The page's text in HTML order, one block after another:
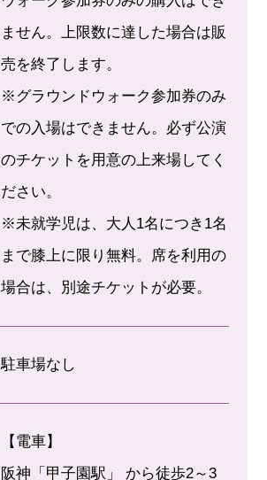
ません。上限数に達した場合は販
売を終了します。
※グラウンドウォーク参加券のみ
での入場はできません。必ず公演
のチケットを用意の上来場してく
ださい。
※未就学児は、大人1名につき1名
まで膝上に限り無料。席を利用の
場合は、別途チケットが必要。
駐車場なし
【電車】
阪神「甲子園駅」 から徒歩2～3